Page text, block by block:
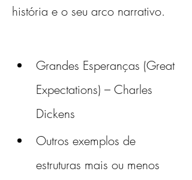
história e o seu arco narrativo.
Grandes Esperanças (Great
Expectations) – Charles
Dickens
Outros exemplos de
estruturas mais ou menos